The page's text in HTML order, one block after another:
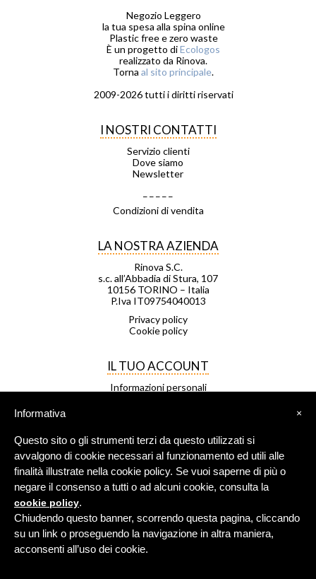
Negozio Leggero
la tua spesa alla spina online
Plastic free e zero waste
È un progetto diEcologos
realizzato da Rinova.
Torna al sito principale.
2009-2026 tutti i diritti riservati
I NOSTRI CONTATTI
Servizio clienti
Dove siamo
Newsletter
Condizioni di vendita
LA NOSTRA AZIENDA
Rinova S.C.
s.c. all’Abbadia di Stura, 107
10156 TORINO – Italia
P.Iva IT09754040013
Privacy policy
Cookie policy
IL TUO ACCOUNT
Informazioni personali
Le mie liste di desideri
I miei avvisi
FRANCHISING
Negozio Leggero è una rete di
negozi in franchising.
Per maggiori infoclicca qui.
×
Informativa
Questo sito o gli strumenti terzi da questo utilizzati si
avvalgono di cookie necessari al funzionamento ed utili alle
finalità illustrate nella cookie policy. Se vuoi saperne di più o
negare il consenso a tutti o ad alcuni cookie, consulta la
cookie policy.
Chiudendo questo banner, scorrendo questa pagina, cliccando
su un link o proseguendo la navigazione in altra maniera,
acconsenti all’uso dei cookie.